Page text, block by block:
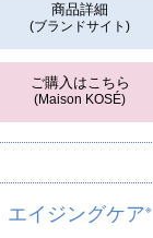
商品詳細
(ブランドサイト)
ご購入はこちら
(Maison KOSÉ)
エイジングケア※